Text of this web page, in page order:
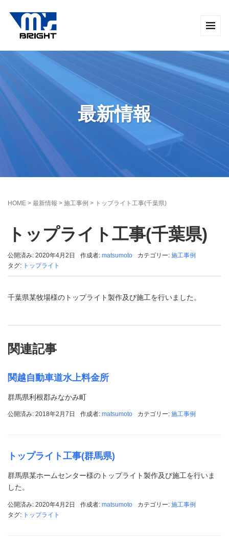
最新情報
HOME > 最新情報 > 施工事例 > トップライト工事(千葉県)
トップライト工事(千葉県)
公開済み: 2020年4月2日 作成者: matsumoto カテゴリー: 施工事例
タグ: トップライト
千葉県某牧場様のトップライト製作及び施工を行いました。
関連記事
関越自動車道水上料金所
群馬県利根郡みなかみ町
公開済み: 2018年2月7日 作成者: matsumoto カテゴリー: 施工事例
トップライト工事(群馬県)
群馬県某ホームセンター様のトップライト製作及び施工を行いま
した。
公開済み: 2020年4月2日 作成者: matsumoto カテゴリー: 施工事例
タグ: トップライト